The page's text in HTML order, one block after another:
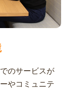
のサービスが
やコミュニテ